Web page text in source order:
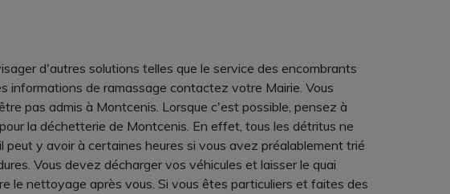
d'autres solutions telles que le service des encombrants
informations de ramassage contactez votre Mairie. Vous
pas admis à Montcenis. Lorsque c'est possible, pensez à
la déchetterie de Montcenis. En effet, tous les détritus ne
y avoir à certaines heures si vous avez préalablement trié
Vous devez décharger vos véhicules et laisser le quai
le nettoyage après vous. Si vous êtes particuliers et faites des